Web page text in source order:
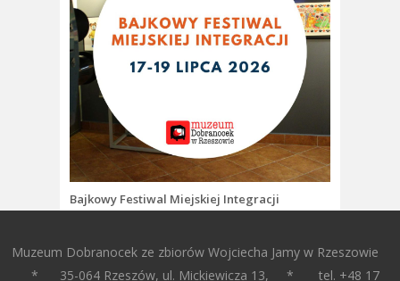
Bajkowy Festiwal Miejskiej Integracji
Muzeum Dobranocek ze zbiorów Wojciecha Jamy w Rzeszowie
* 35-064 Rzeszów, ul. Mickiewicza 13, * tel. +48 17